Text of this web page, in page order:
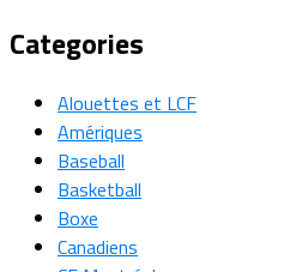
Categories
Alouettes et LCF
Amériques
Baseball
Basketball
Boxe
Canadiens